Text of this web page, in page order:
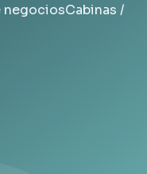
negociosCabinas /